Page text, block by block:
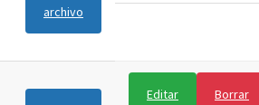
archivo
Editar Borrar